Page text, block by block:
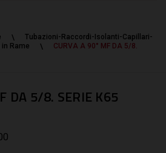
Tubazioni-Raccordi-Isolanti-Capillari-
in Rame
CURVA A 90° MF DA 5/8.
DA 5/8. SERIE K65